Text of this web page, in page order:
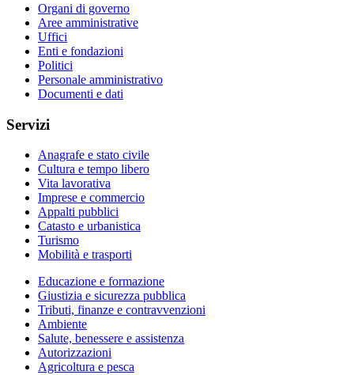
Organi di governo
Aree amministrative
Uffici
Enti e fondazioni
Politici
Personale amministrativo
Documenti e dati
Servizi
Anagrafe e stato civile
Cultura e tempo libero
Vita lavorativa
Imprese e commercio
Appalti pubblici
Catasto e urbanistica
Turismo
Mobilità e trasporti
Educazione e formazione
Giustizia e sicurezza pubblica
Tributi, finanze e contravvenzioni
Ambiente
Salute, benessere e assistenza
Autorizzazioni
Agricoltura e pesca